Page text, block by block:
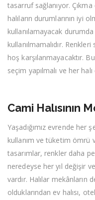
tasarruf sağlanıyor. Çıkma
halıların durumlarının iyi
kullanılamayacak
kullanılmamalıdır.
hoş karşılanmayacaktır.
seçim yapılmalı ve her
Cami Halısının
Yaşadığımız evrende her
kullanım ve tüketim ömrü
tasarımlar, renkler daha
neredeyse her yıl değişir
vardır. Halılar mekânların
olduklarından ev halısı,